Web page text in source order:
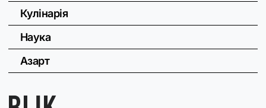
Кулінарія
Наука
Азарт